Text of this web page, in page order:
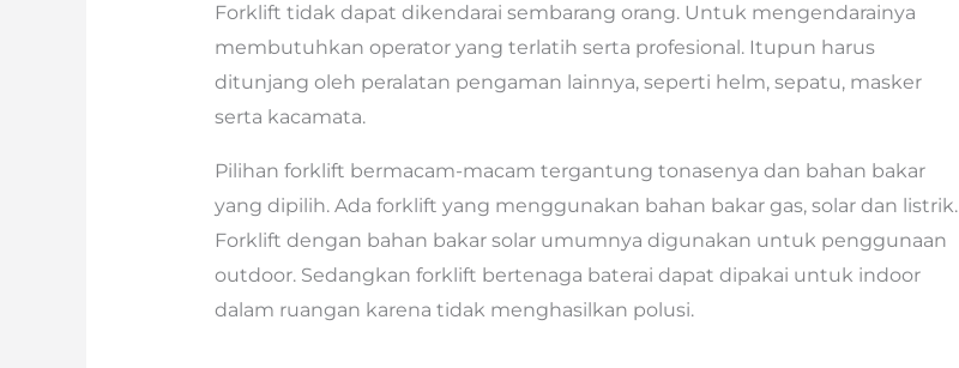
Forklift tidak dapat dikendarai sembarang orang. Untuk mengendarainya
membutuhkan operator yang terlatih serta profesional. Itupun harus
ditunjang oleh peralatan pengaman lainnya, seperti helm, sepatu, masker
serta kacamata.
Pilihan forklift bermacam-macam tergantung tonasenya dan bahan bakar
yang dipilih. Ada forklift yang menggunakan bahan bakar gas, solar dan listrik.
Forklift dengan bahan bakar solar umumnya digunakan untuk penggunaan
outdoor. Sedangkan forklift bertenaga baterai dapat dipakai untuk indoor
dalam ruangan karena tidak menghasilkan polusi.